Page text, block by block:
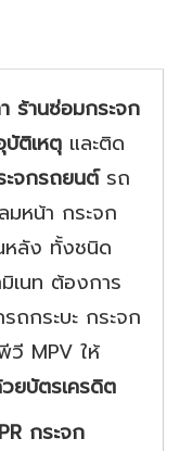
ร้านซ่อมกระจก
ติเหตุ และติด
ะจกรถยนต์ รถ
หน้า กระจก
หลัง ทั้งชนิด
เนท ต้องการ
ถกระบะ กระจก
วี MPV ให้
วยบัตรเครดิต
กระจก